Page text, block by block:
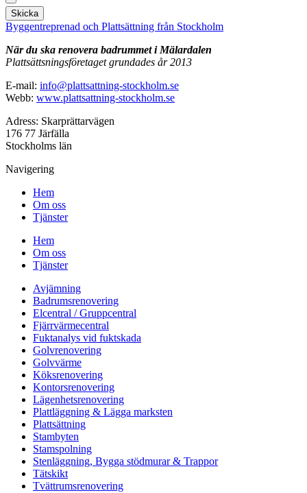
Skicka
Byggentreprenad och Plattsättning från Stockholm
När du ska renovera badrummet i Mälardalen
Plattsättsningsföretaget grundades år 2013
E-mail: info@plattsattning-stockholm.se
Webb: www.plattsattning-stockholm.se
Adress: Skarprättarvägen
176 77 Järfälla
Stockholms län
Navigering
Hem
Om oss
Tjänster
Hem
Om oss
Tjänster
Avjämning
Badrumsrenovering
Elcentral / Gruppcentral
Fjärrvärmecentral
Fuktanalys vid fuktskada
Golvrenovering
Golvvärme
Köksrenovering
Kontorsrenovering
Lägenhetsrenovering
Plattläggning & Lägga marksten
Plattsättning
Stambyten
Stamspolning
Stenläggning, Bygga stödmurar & Trappor
Tätskikt
Tvättrumsrenovering